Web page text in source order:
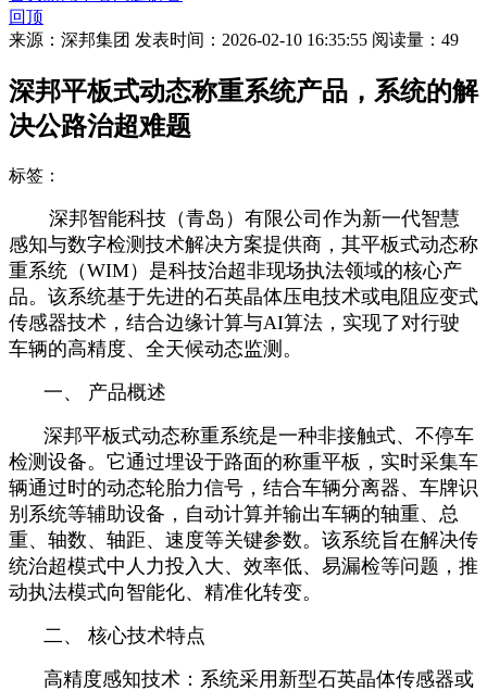
回顶
来源：深邦集团 发表时间：2026-02-10 16:35:55 阅读量：49
深邦平板式动态称重系统产品，系统的解
决公路治超难题
标签：
深邦智能科技（青岛）有限公司作为新一代智慧
感知与数字检测技术解决方案提供商，其平板式动态称
重系统（WIM）是科技治超非现场执法领域的核心产
品。该系统基于先进的石英晶体压电技术或电阻应变式
传感器技术，结合边缘计算与AI算法，实现了对行驶
车辆的高精度、全天候动态监测。
一、 产品概述
深邦平板式动态称重系统是一种非接触式、不停车
检测设备。它通过埋设于路面的称重平板，实时采集车
辆通过时的动态轮胎力信号，结合车辆分离器、车牌识
别系统等辅助设备，自动计算并输出车辆的轴重、总
重、轴数、轴距、速度等关键参数。该系统旨在解决传
统治超模式中人力投入大、效率低、易漏检等问题，推
动执法模式向智能化、精准化转变。
二、 核心技术特点
高精度感知技术：系统采用新型石英晶体传感器或